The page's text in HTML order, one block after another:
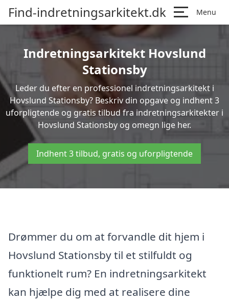
Find-indretningsarkitekt.dk Menu
Indretningsarkitekt Hovslund
Stationsby
Leder du efter en professionel indretningsarkitekt i
Hovslund Stationsby? Beskriv din opgave og indhent 3
uforpligtende og gratis tilbud fra indretningsarkitekter i
Hovslund Stationsby og omegn lige her.
Indhent 3 tilbud, gratis og uforpligtende
Drømmer du om at forvandle dit hjem i
Hovslund Stationsby til et stilfuldt og
funktionelt rum? En indretningsarkitekt
kan hjælpe dig med at realisere dine